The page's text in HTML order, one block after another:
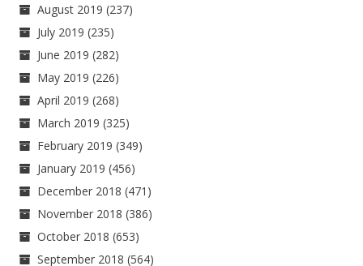
August 2019 (237)
July 2019 (235)
June 2019 (282)
May 2019 (226)
April 2019 (268)
March 2019 (325)
February 2019 (349)
January 2019 (456)
December 2018 (471)
November 2018 (386)
October 2018 (653)
September 2018 (564)